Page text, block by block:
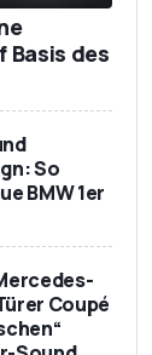
Basis des
So
BMW 1er
Coupé